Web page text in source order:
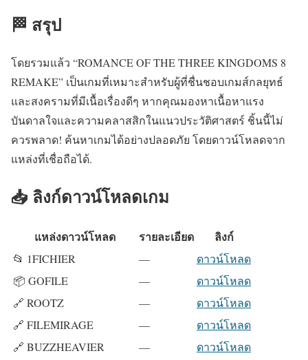
🏁 สรุป
โดยรวมแล้ว “ROMANCE OF THE THREE KINGDOMS 8
REMAKE” เป็นเกมที่เหมาะสำหรับผู้ที่ชื่นชอบเกมส์กลยุทธ์
และสงครามที่มีเนื้อเรื่องดีๆ หากคุณมองหาเนื้อหาแรง
บันดาลใจและความคลาสสิกในแนวประวัติศาสตร์ ชิ้นนี้ไม่
ควรพลาด! ค้นหาเกมได้อย่างปลอดภัย โดยดาวน์โหลดจาก
แหล่งที่เชื่อถือได้.
📥 ลิงก์ดาวน์โหลดเกม
แหล่งดาวน์โหลด รายละเอียด ลิงก์
📂 1FICHIER —
ดาวน์โหลด
📦 GOFILE
—
ดาวน์โหลด
🔗 ROOTZ
—
ดาวน์โหลด
🔗 FILEMIRAGE
—
ดาวน์โหลด
🔗 BUZZHEAVIER
—
ดาวน์โหลด